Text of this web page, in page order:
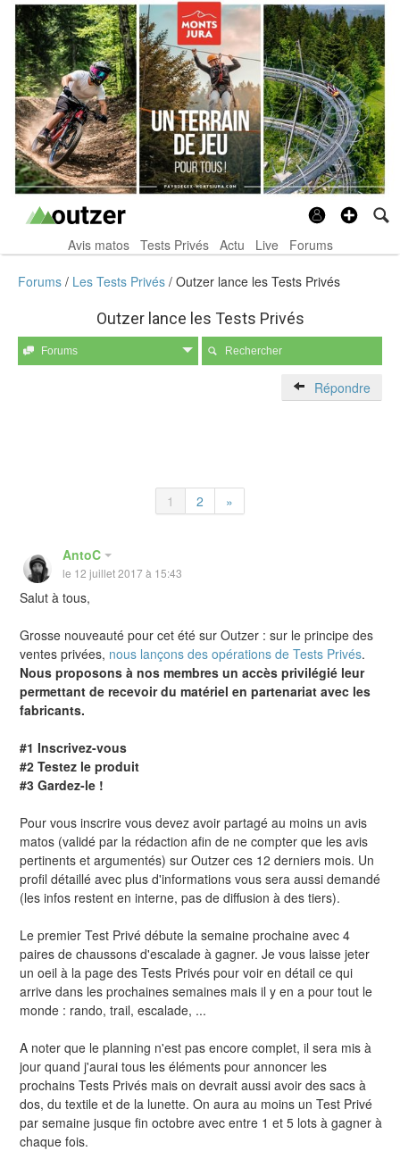
Avis matos Tests Privés Actu Live Forums
Forums Les Tests Privés Outzer lance les Tests Privés
Outzer lance les Tests Privés
Forums Rechercher
Répondre
1 2 »
AntoC
le 12 juillet 2017 à 15:43
Salut à tous,
Grosse nouveauté pour cet été sur Outzer : sur le principe des
ventes privées, nous lançons des opérations de Tests Privés.
Nous proposons à nos membres un accès privilégié leur
permettant de recevoir du matériel en partenariat avec les
fabricants.
#1 Inscrivez-vous
#2 Testez le produit
#3 Gardez-le !
Pour vous inscrire vous devez avoir partagé au moins un avis
matos (validé par la rédaction afin de ne compter que les avis
pertinents et argumentés) sur Outzer ces 12 derniers mois. Un
profil détaillé avec plus d'informations vous sera aussi demandé
(les infos restent en interne, pas de diffusion à des tiers).
Le premier Test Privé débute la semaine prochaine avec 4
paires de chaussons d'escalade à gagner. Je vous laisse jeter
un oeil à la page des Tests Privés pour voir en détail ce qui
arrive dans les prochaines semaines mais il y en a pour tout le
monde : rando, trail, escalade, ...
A noter que le planning n'est pas encore complet, il sera mis à
jour quand j'aurai tous les éléments pour annoncer les
prochains Tests Privés mais on devrait aussi avoir des sacs à
dos, du textile et de la lunette. On aura au moins un Test Privé
par semaine jusque fin octobre avec entre 1 et 5 lots à gagner à
chaque fois.